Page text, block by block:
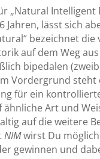
„Natural
Jahren, lässt sich
bezeichnet
auf dem Weg
bipedalen
Vordergrund
für ein
ähnliche Art und
auf die weitere
NIMwirst Du
gewinnen und